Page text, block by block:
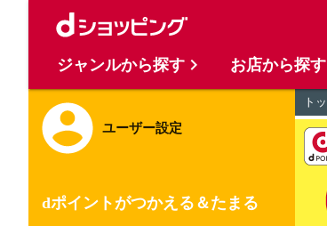
ユーザー設定
dポイントがつかえる＆たまる
ト
ジャンルから探す お店から探す